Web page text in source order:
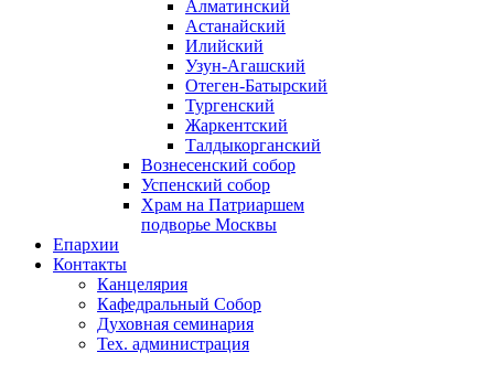
Алматинский
Астанайский
Илийский
Узун-Агашский
Отеген-Батырский
Тургенский
Жаркентский
Талдыкорганский
Вознесенский собор
Успенский собор
Храм на Патриаршем
подворье Москвы
Епархии
Контакты
Канцелярия
Кафедральный Собор
Духовная семинария
Тех. администрация